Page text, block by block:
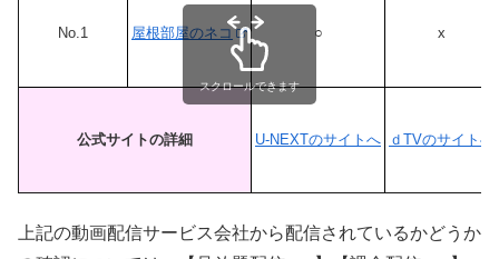
No.1 屋根部屋のネコ ○ x
公式サイトの詳細 U-NEXTのサイトへ ｄTVのサイトへ
スクロールできます
上記の動画配信サービス会社から配信されているかどうか